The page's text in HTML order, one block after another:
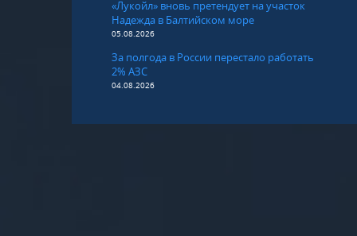
«Лукойл» вновь претендует на участок
Надежда в Балтийском море
05.08.2026
За полгода в России перестало работать
2% АЗС
04.08.2026